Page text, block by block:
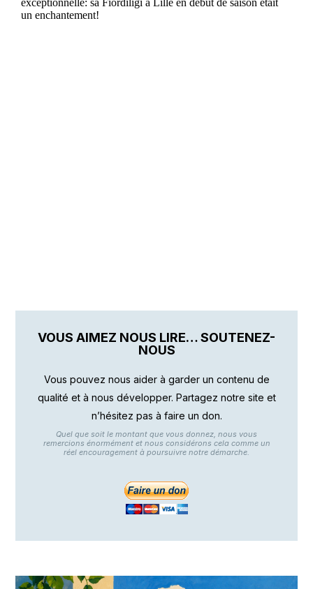
VOUS AIMEZ NOUS LIRE… SOUTENEZ-
NOUS
Vous pouvez nous aider à garder un contenu de
qualité et à nous développer. Partagez notre site et
n’hésitez pas à faire un don.
Quel que soit le montant que vous donnez, nous vous
remercions énormément et nous considérons cela comme un
réel encouragement à poursuivre notre démarche.